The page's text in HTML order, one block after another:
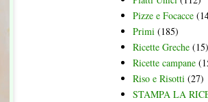
Pizze e Focacce
Primi (185)
Ricette Greche (15)
Ricette campane
Riso e Risotti (27)
STAMPA LA